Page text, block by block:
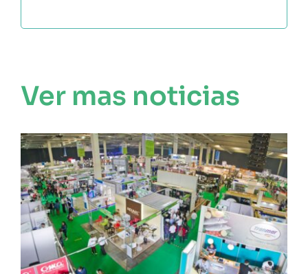
Ver mas noticias